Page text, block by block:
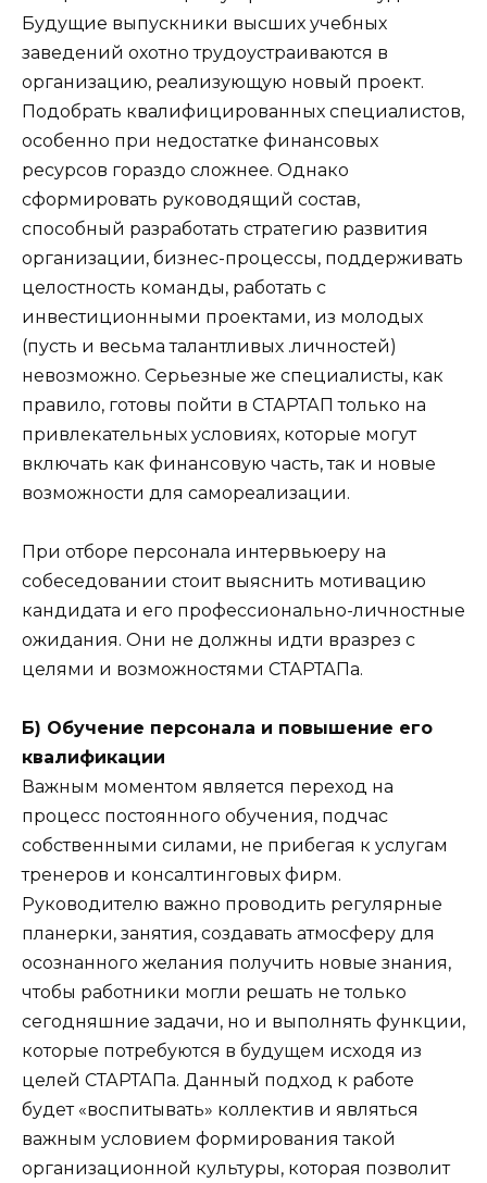
Будущие выпускники высших учебных
заведений охотно трудоустраиваются в
организацию, реализующую новый проект.
Подобрать квалифицированных специалистов,
особенно при недостатке финансовых
ресурсов гораздо сложнее. Однако
сформировать руководящий состав,
способный разработать стратегию развития
организации, бизнес-процессы, поддерживать
целостность команды, работать с
инвестиционными проектами, из молодых
(пусть и весьма талантливых .личностей)
невозможно. Серьезные же специалисты, как
правило, готовы пойти в СТАРТАП только на
привлекательных условиях, которые могут
включать как финансовую часть, так и новые
возможности для самореализации.
При отборе персонала интервьюеру на
собеседовании стоит выяснить мотивацию
кандидата и его профессионально-личностные
ожидания. Они не должны идти вразрез с
целями и возможностями СТАРТАПа.
Б) Обучение персонала и повышение его
квалификации
Важным моментом является переход на
процесс постоянного обучения, подчас
собственными силами, не прибегая к услугам
тренеров и консалтинговых фирм.
Руководителю важно проводить регулярные
планерки, занятия, создавать атмосферу для
осознанного желания получить новые знания,
чтобы работники могли решать не только
сегодняшние задачи, но и выполнять функции,
которые потребуются в будущем исходя из
целей СТАРТАПа. Данный подход к работе
будет «воспитывать» коллектив и являться
важным условием формирования такой
организационной культуры, которая позволит